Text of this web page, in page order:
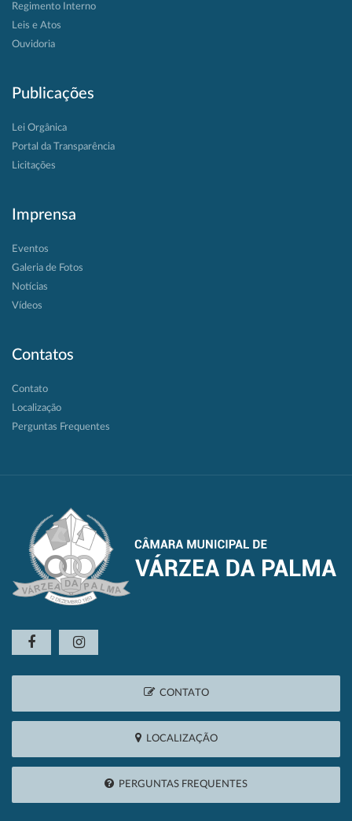
Regimento Interno
Leis e Atos
Ouvidoria
Publicações
Lei Orgânica
Portal da Transparência
Licitações
Imprensa
Eventos
Galeria de Fotos
Notícias
Vídeos
Contatos
Contato
Localização
Perguntas Frequentes
CONTATO
LOCALIZAÇÃO
PERGUNTAS FREQUENTES